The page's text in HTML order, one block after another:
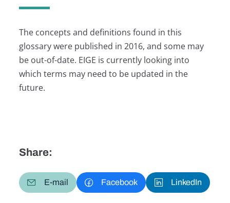
The concepts and definitions found in this
glossary were published in 2016, and some may
be out-of-date. EIGE is currently looking into
which terms may need to be updated in the
future.
Share:
E-mail Facebook LinkedIn